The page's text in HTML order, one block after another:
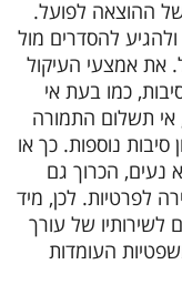
ההוצאה לפועל.
ולהגיע להסדרים מול
את אמצעי העיקול
כמו בעת אי
אי תשלום התמורה
סיבות נוספות. כך או
נעים, הכרוך גם
לפרטיות. לכן, מיד
של עורך
העומדות